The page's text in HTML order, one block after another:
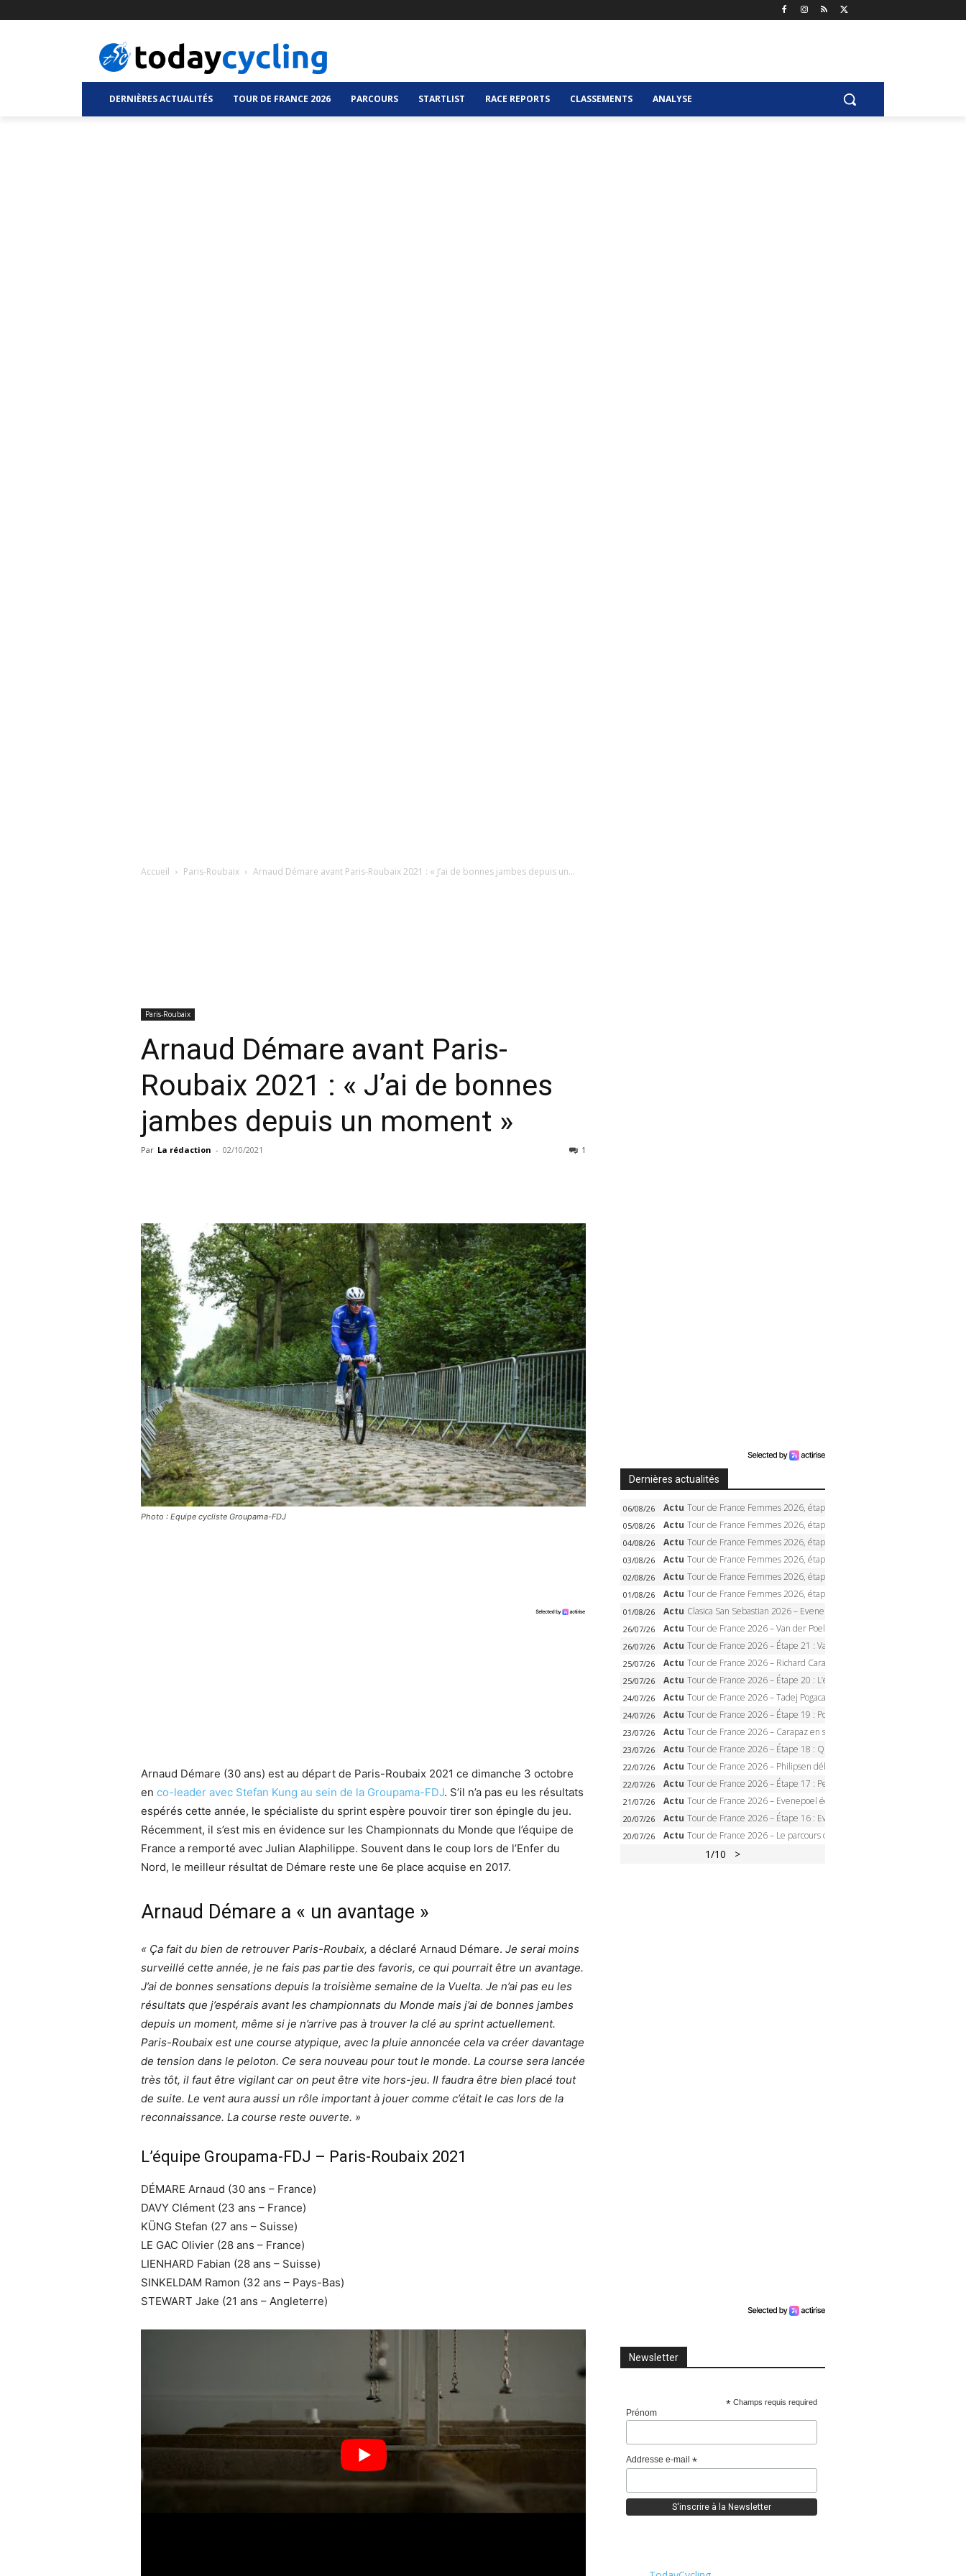
DERNIÈRES ACTUALITÉS TOUR DE FRANCE 2026 PARCOURS STARTLIST RACE REPORTS CLASSEMENTS ANALYSE
Accueil Paris-Roubaix Arnaud Démare avant Paris-Roubaix 2021 : « J’ai de bonnes jambes depuis un...
Paris-Roubaix
Arnaud Démare avant Paris-
Roubaix 2021 : « J’ai de bonnes
jambes depuis un moment »
Par La rédaction - 02/10/2021 1
Photo : Equipe cycliste Groupama-FDJ
Arnaud Démare (30 ans) est au départ de Paris-Roubaix 2021 ce dimanche 3 octobre
en co-leader avec Stefan Kung au sein de la Groupama-FDJ. S’il n’a pas eu les résultats
espérés cette année, le spécialiste du sprint espère pouvoir tirer son épingle du jeu.
Récemment, il s’est mis en évidence sur les Championnats du Monde que l’équipe de
France a remporté avec Julian Alaphilippe. Souvent dans le coup lors de l’Enfer du
Nord, le meilleur résultat de Démare reste une 6e place acquise en 2017.
Arnaud Démare a « un avantage »
« Ça fait du bien de retrouver Paris-Roubaix, a déclaré Arnaud Démare. Je serai moins
surveillé cette année, je ne fais pas partie des favoris, ce qui pourrait être un avantage.
J’ai de bonnes sensations depuis la troisième semaine de la Vuelta. Je n’ai pas eu les
résultats que j’espérais avant les championnats du Monde mais j’ai de bonnes jambes
depuis un moment, même si je n’arrive pas à trouver la clé au sprint actuellement.
Paris-Roubaix est une course atypique, avec la pluie annoncée cela va créer davantage
de tension dans le peloton. Ce sera nouveau pour tout le monde. La course sera lancée
très tôt, il faut être vigilant car on peut être vite hors-jeu. Il faudra être bien placé tout
de suite. Le vent aura aussi un rôle important à jouer comme c’était le cas lors de la
reconnaissance. La course reste ouverte. »
L’équipe Groupama-FDJ – Paris-Roubaix 2021
DÉMARE Arnaud (30 ans – France)
DAVY Clément (23 ans – France)
KÜNG Stefan (27 ans – Suisse)
LE GAC Olivier (28 ans – France)
LIENHARD Fabian (28 ans – Suisse)
SINKELDAM Ramon (32 ans – Pays-Bas)
STEWART Jake (21 ans – Angleterre)
Dernières actualités
06/08/26 Actu Tour de France Femmes 2026, étape 6 – Kim Le Court-Pienaar gagne à Tournon, Reusser en jaune
05/08/26 Actu Tour de France Femmes 2026, étape 5 – Demi Vollering gagne à Belleville, Reusser en jaune, Ferrand-Prévot coule
04/08/26 Actu Tour de France Femmes 2026, étape 4 – Marlen Reusser écrase le chrono, Ferrand-Prévot en crise
03/08/26 Actu Tour de France Femmes 2026, étape 3 – Sigrid Haugset en solitaire, 88 km d’échappée, maillot jaune
02/08/26 Actu Tour de France Femmes 2026, étape 2 – Lorena Wiebes doublé à Genève, Markus héroïque, 7e record
01/08/26 Actu Tour de France Femmes 2026, étape 1 – Lorena Wiebes intouchable à Lausanne, premier maillot jaune
01/08/26 Actu Clasica San Sebastian 2026 – Evenepoel recordman, 4e victoire, Carapaz battu au sprint
26/07/26 Actu Tour de France 2026 – Van der Poel monumental à Paris, Pogacar égale le record des cinq sacres
26/07/26 Actu Tour de France 2026 – Étape 21 : Van der Poel, Pogacar, qui succédera à Wout van Aert sur les Champs-Elysées ?
25/07/26 Actu Tour de France 2026 – Richard Carapaz roi des Alpes, doublé et maillot à pois, Seixas perd le podium
25/07/26 Actu Tour de France 2026 – Étape 20 : L’étape reine, Galibier, Sarenne, Alpe d’Huez, qui succédera à Pogacar ?
24/07/26 Actu Tour de France 2026 – Tadej Pogacar dompte l’Alpe d’Huez, 5e victoire, record de Pantani pulvérisé
24/07/26 Actu Tour de France 2026 – Étape 19 : Pogacar peut-il enfin dompter l’Alpe d’Huez ?
23/07/26 Actu Tour de France 2026 – Carapaz en solitaire à Orcières-Merlette, Paret-Peintre à un point du maillot à pois
23/07/26 Actu Tour de France 2026 – Étape 18 : Qui domptera Orcières-Merlette, première marche vers l’Alpe d’Huez ?
22/07/26 Actu Tour de France 2026 – Philipsen débloque son compteur à Voiron, Pedersen en danger pour le maillot vert
22/07/26 Actu Tour de France 2026 – Étape 17 : Pedersen peut-il verrouiller le maillot vert à Voiron ?
21/07/26 Actu Tour de France 2026 – Evenepoel écrase le chrono d’Évian, Seixas 4e, Lipowitz abandonne
20/07/26 Actu Tour de France 2026 – Étape 16 : Evenepoel, Pogacar, Ganna… qui domptera le chrono d’Évian pour redessiner le podium ?
20/07/26 Actu Tour de France 2026 – Le parcours officiel complet : 21 étapes, profils, carte et dates
1/10 >
Newsletter
*Champs requis required
Prénom
Addresse e-mail*